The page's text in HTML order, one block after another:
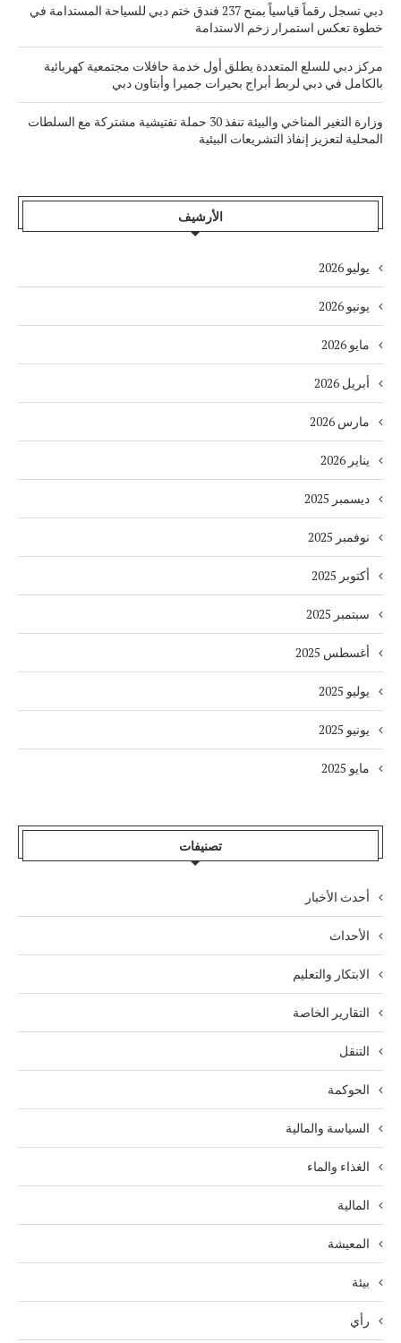
دبي تسجل رقماً قياسياً بمنح 237 فندق ختم دبي للسياحة المستدامة في
خطوة تعكس استمرار زخم الاستدامة
مركز دبي للسلع المتعددة يطلق أول خدمة حافلات مجتمعية كهربائية
بالكامل في دبي لربط أبراج بحيرات جميرا وأبتاون دبي
وزارة التغير المناخي والبيئة تنفذ 30 حملة تفتيشية مشتركة مع السلطات
المحلية لتعزيز إنفاذ التشريعات البيئية
الأرشيف
يوليو 2026
يونيو 2026
مايو 2026
أبريل 2026
مارس 2026
يناير 2026
ديسمبر 2025
نوفمبر 2025
أكتوبر 2025
سبتمبر 2025
أغسطس 2025
يوليو 2025
يونيو 2025
مايو 2025
تصنيفات
أحدث الأخبار
الأحداث
الابتكار والتعليم
التقارير الخاصة
التنقل
الحوكمة
السياسة والمالية
الغذاء والماء
المالية
المعيشة
بيئة
رأي